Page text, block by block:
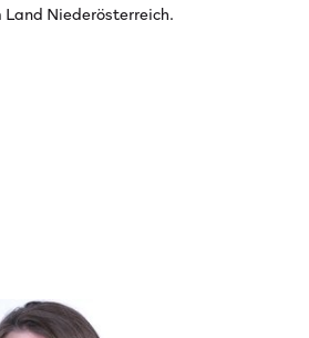
Niederösterreich.